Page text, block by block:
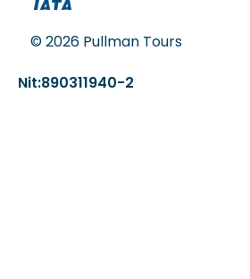
© 2026 Pullman Tours
Nit:890311940-2